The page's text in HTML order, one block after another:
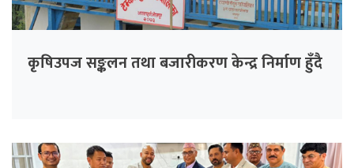
कृषिउपज सङ्कलन तथा बजारीकरण केन्द्र निर्माण हुँदै